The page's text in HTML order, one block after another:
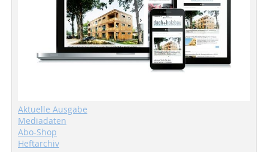
Aktuelle Ausgabe
Mediadaten
Abo-Shop
Heftarchiv